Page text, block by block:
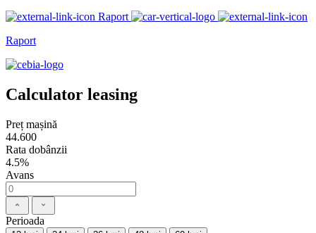
Raport
Raport
Calculator leasing
Preț mașină
44.600
Rata dobânzii
4.5%
Avans
Perioada